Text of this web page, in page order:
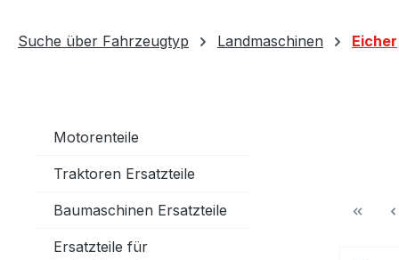
Suche über Fahrzeugtyp Landmaschinen Eicher
Motorenteile
Traktoren Ersatzteile
Baumaschinen Ersatzteile
Ersatzteile für